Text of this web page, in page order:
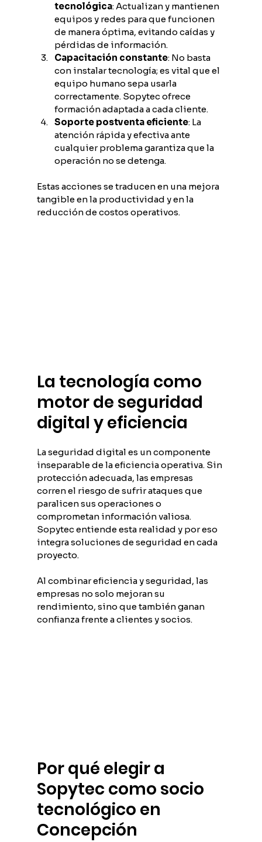
tecnológica: Actualizan y mantienen
equipos y redes para que funcionen
de manera óptima, evitando caídas y
pérdidas de información.
Capacitación constante: No basta
con instalar tecnología; es vital que el
equipo humano sepa usarla
correctamente. Sopytec ofrece
formación adaptada a cada cliente.
Soporte postventa eficiente: La
atención rápida y efectiva ante
cualquier problema garantiza que la
operación no se detenga.
Estas acciones se traducen en una mejora
tangible en la productividad y en la
reducción de costos operativos.
La tecnología como
motor de seguridad
digital y eficiencia
La seguridad digital es un componente
inseparable de la eficiencia operativa. Sin
protección adecuada, las empresas
corren el riesgo de sufrir ataques que
paralicen sus operaciones o
comprometan información valiosa.
Sopytec entiende esta realidad y por eso
integra soluciones de seguridad en cada
proyecto.
Al combinar eficiencia y seguridad, las
empresas no solo mejoran su
rendimiento, sino que también ganan
confianza frente a clientes y socios.
Por qué elegir a
Sopytec como socio
tecnológico en
Concepción